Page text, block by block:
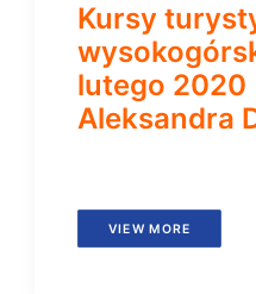
Kursy
lutego 2020
Aleksandra
VIEW MORE